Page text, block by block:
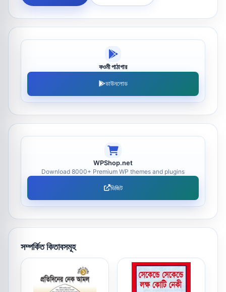
কওমী পাঠাগার
ডাউনলোড
WPShop.net
Download 8000+ Premium WP themes and plugins
ভিজিট
সম্পর্কিত কিতাবসমূহ